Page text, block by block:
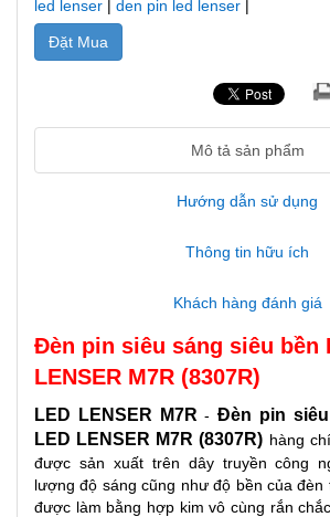
led lenser | den pin led lenser |
Đặt Mua
Mô tả sản phẩm
Hướng dẫn sử dụng
Thông tin hữu ích
Khách hàng đánh giá
Đèn pin siêu sáng siêu bền
LENSER M7R (8307R)
LED LENSER M7R -Đèn pin
LED LENSER M7R (8307R) hàng
được sản xuất trên dây truyền công
lượng độ sáng cũng như độ bền của đèn
được làm bằng hợp kim vô cùng rắn